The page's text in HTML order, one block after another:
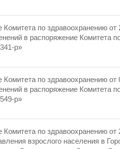
Комитета по здравоохранению
в распоряжение Комитета
р»
Комитета по здравоохранению
в распоряжение Комитета
р»
Комитета по здравоохранению
взрослого населения в